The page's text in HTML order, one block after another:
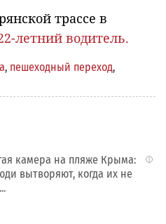
трассе в
летний водитель.
, пешеходный переход,
i
камера на пляже Крыма:
вытворяют, когда их не